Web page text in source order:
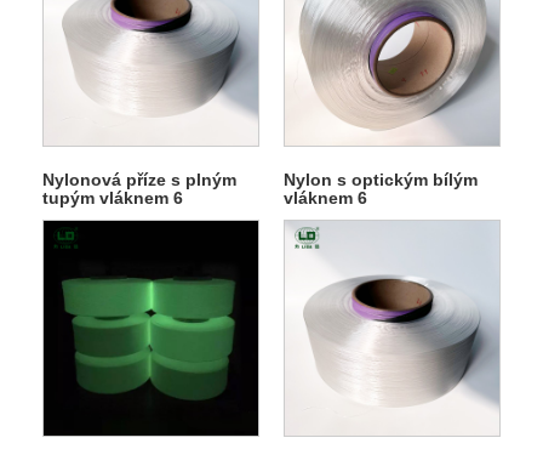
Nylonová příze s plným
tupým vláknem 6
Nylon s optickým bílým
vláknem 6